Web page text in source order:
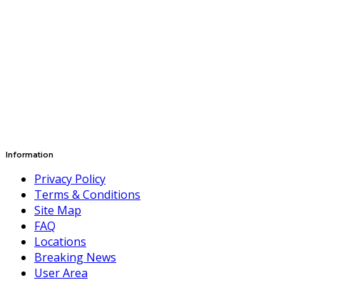
Information
Privacy Policy
Terms & Conditions
Site Map
FAQ
Locations
Breaking News
User Area